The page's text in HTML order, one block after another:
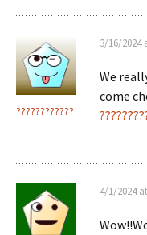
????????????
3/16/2024
We
come
4/1/2024